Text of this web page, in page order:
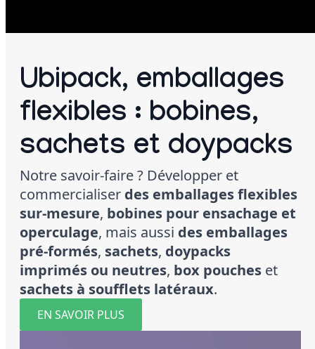
Ubipack, emballages
flexibles : bobines,
sachets et doypacks
Notre savoir-faire ? Développer et
commercialiser des emballages flexibles
sur-mesure, bobines pour ensachage et
operculage, mais aussi des emballages
pré-formés, sachets, doypacks
imprimés ou neutres, box pouches et
sachets à soufflets latéraux.
EN SAVOIR PLUS